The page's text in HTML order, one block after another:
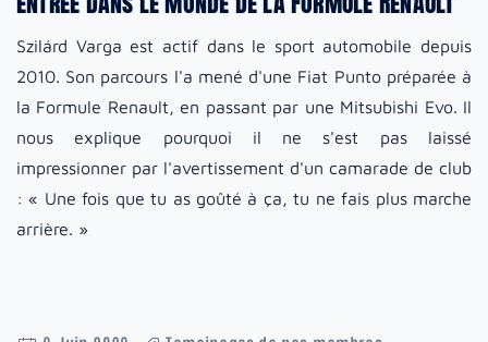
Szilárd Varga est actif dans le sport automobile depuis
2010. Son parcours l'a mené d'une Fiat Punto préparée à
la Formule Renault, en passant par une Mitsubishi Evo. Il
nous explique pourquoi il ne s'est pas laissé
impressionner par l'avertissement d'un camarade de club
: « Une fois que tu as goûté à ça, tu ne fais plus marche
arrière. »